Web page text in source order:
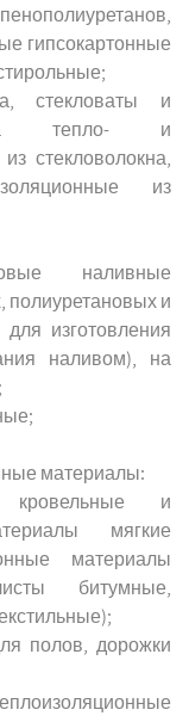
гипсокартонные
стекловаты и
тепло- и
стекловолокна,
из
наливные
полиуретановых и
изготовления
наливом), на
материалы:
кровельные и
мягкие
материалы
битумные,
полов, дорожки